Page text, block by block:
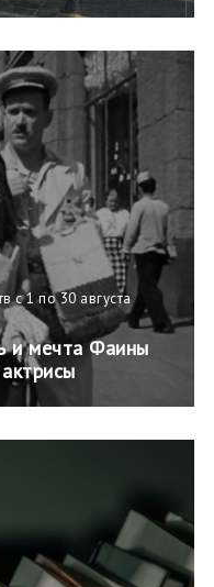
с 1 по 30 августа
и мечта Фаины